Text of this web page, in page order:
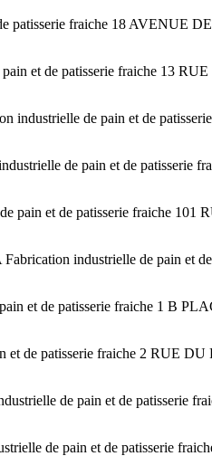
patisserie fraiche 18
et de patisserie fraiche 13
industrielle de pain et de
de pain et de
pain et de patisserie fraiche
industrielle de pain et
et de patisserie fraiche 1 B
de patisserie fraiche 2 RUE
de pain et de
de pain et de patisserie